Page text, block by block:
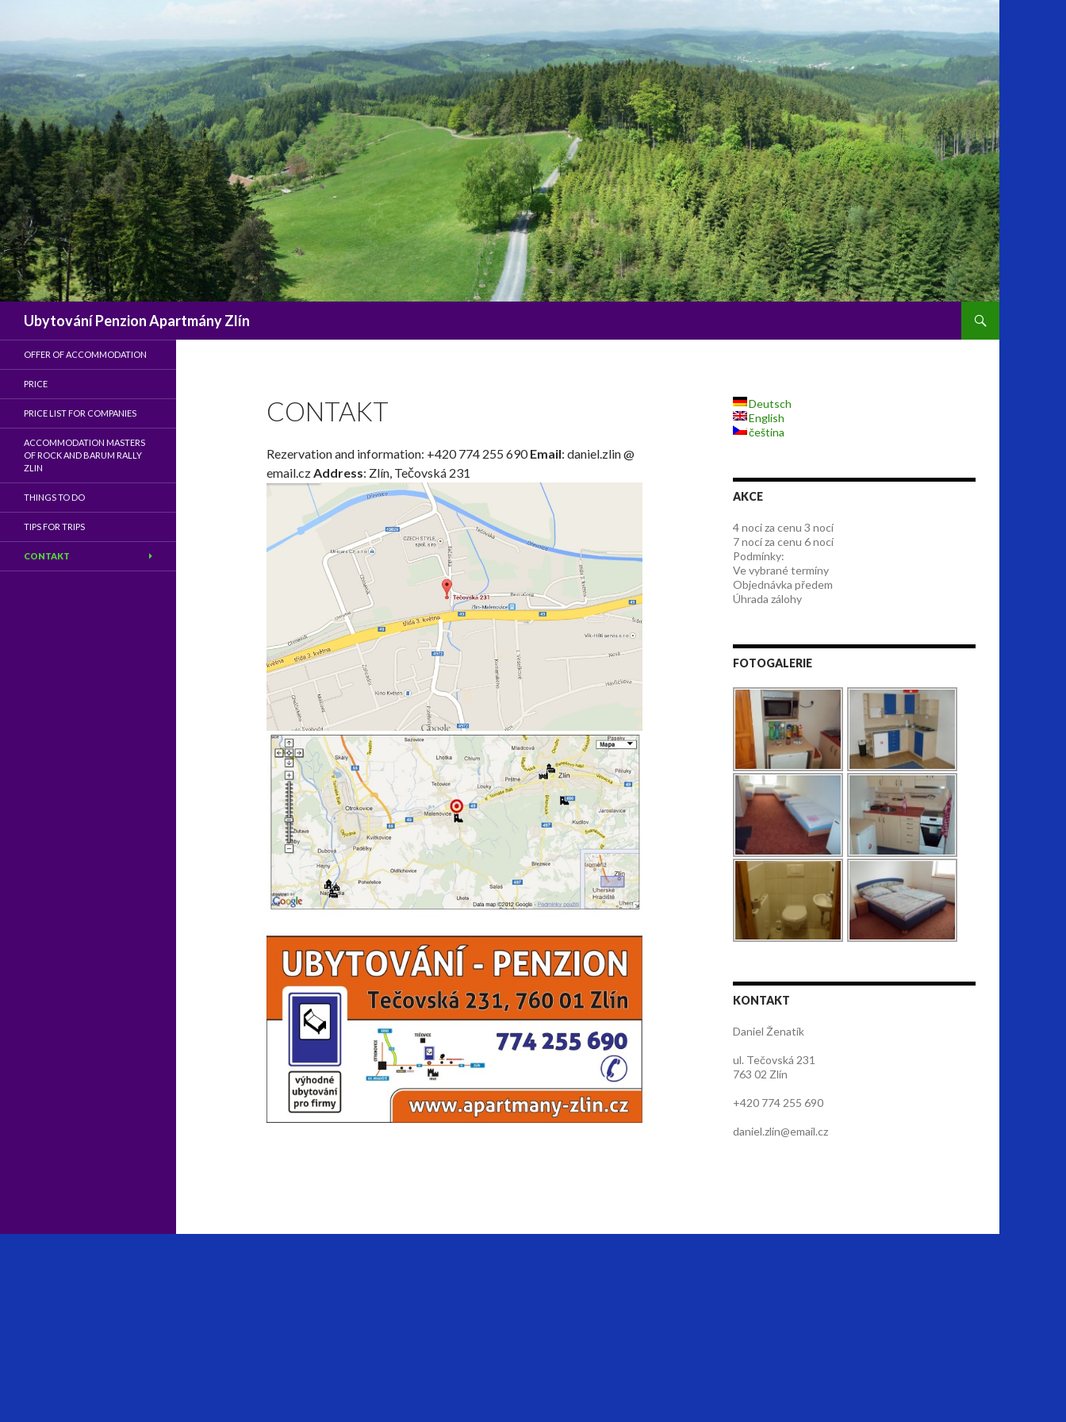
Ubytování Penzion Apartmány Zlín
CONTAKT
Rezervation and information: +420 774 255 690Email: daniel.zlin @
email.czAddress: Zlín, Tečovská 231
Deutsch
English
čeština
AKCE
4 noci za cenu 3 nocí
7 nocí za cenu 6 nocí
Podmínky:
Ve vybrané termíny
Objednávka předem
Úhrada zálohy
FOTOGALERIE
KONTAKT
Daniel Ženatík
ul. Tečovská 231
763 02 Zlín
+420 774 255 690
daniel.zlin@email.cz
OFFER OF ACCOMMODATION
PRICE
PRICE LIST FOR COMPANIES
ACCOMMODATION MASTERS
OF ROCK AND BARUM RALLY
ZLIN
THINGS TO DO
TIPS FOR TRIPS
CONTAKT